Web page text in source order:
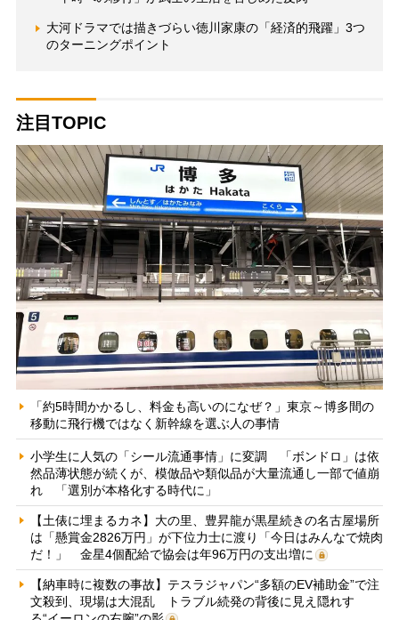
大河ドラマでは描きづらい徳川家康の「経済的飛躍」3つ
のターニングポイント
注目TOPIC
「約5時間かかるし、料金も高いのになぜ？」東京～博多間の
移動に飛行機ではなく新幹線を選ぶ人の事情
小学生に人気の「シール流通事情」に変調 「ボンドロ」は依
然品薄状態が続くが、模倣品や類似品が大量流通し一部で値崩
れ 「選別が本格化する時代に」
【土俵に埋まるカネ】大の里、豊昇龍が黒星続きの名古屋場所
は「懸賞金2826万円」が下位力士に渡り「今日はみんなで焼肉
だ！」 金星4個配給で協会は年96万円の支出増に
【納車時に複数の事故】テスラジャパン“多額のEV補助金”で注
文殺到、現場は大混乱 トラブル続発の背後に見え隠れす